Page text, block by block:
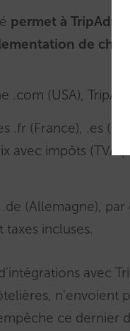
permet à
de
.com (USA),
.fr (France), .es
avec impôts (TVA
(Allemagne),
taxes incluses.
avec
n’envoient
ce dernier